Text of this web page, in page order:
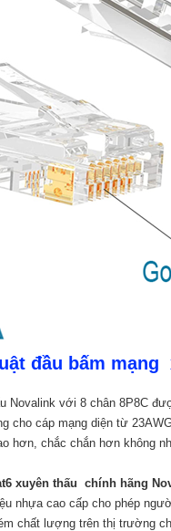
đầu bấm mạng
Novalink với 8 chân 8P8C
cho cáp mạng diện từ
hơn, chắc chắn hơn không
xuyên thấu chính hãng
nhựa cao cấp cho phép
chất lượng trên thị trường